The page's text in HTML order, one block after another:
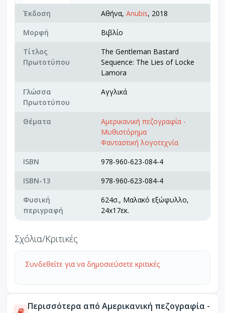
Έκδοση Αθήνα, Anubis, 2018
Μορφή
Βιβλίο
Τίτλος
Πρωτοτύπου
The Gentleman Bastard
Sequence: The Lies of Locke
Lamora
Γλώσσα
Πρωτοτύπου
Αγγλικά
Θέματα
Αμερικανική πεζογραφία -
Μυθιστόρημα
Φανταστική λογοτεχνία
ISBN
978-960-623-084-4
ISBN-13
978-960-623-084-4
Φυσική
περιγραφή
624σ., Μαλακό εξώφυλλο,
24x17εκ.
Σχόλια/Κριτικές
Συνδεθείτε για να δημοσιεύσετε κριτικές
Περισσότερα από Αμερικανική πεζογραφία -